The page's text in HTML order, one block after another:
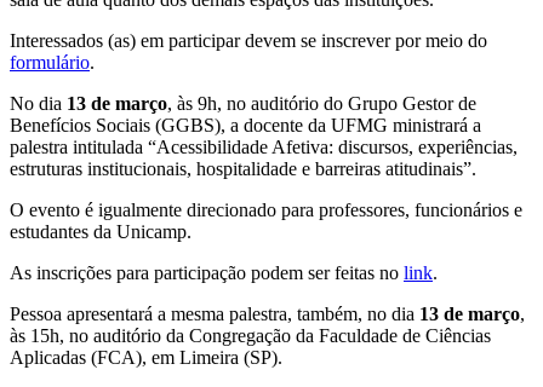
Interessados (as) em participar devem se inscrever por meio do
formulário.
No dia 13 de março, às 9h, no auditório do Grupo Gestor de
Benefícios Sociais (GGBS), a docente da UFMG ministrará a
palestra intitulada “Acessibilidade Afetiva: discursos, experiências,
estruturas institucionais, hospitalidade e barreiras atitudinais”.
O evento é igualmente direcionado para professores, funcionários e
estudantes da Unicamp.
As inscrições para participação podem ser feitas no link.
Pessoa apresentará a mesma palestra, também, no dia 13 de março,
às 15h, no auditório da Congregação da Faculdade de Ciências
Aplicadas (FCA), em Limeira (SP).